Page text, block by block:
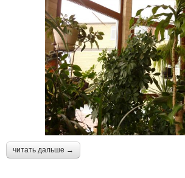
читать дальше →